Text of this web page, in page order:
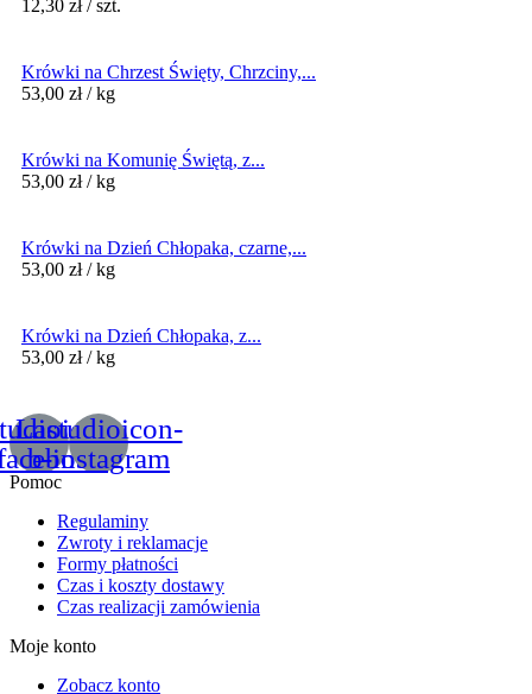
12,30 zł / szt.
Krówki na Chrzest Święty, Chrzciny,...
53,00 zł / kg
Krówki na Komunię Świętą, z...
53,00 zł / kg
Krówki na Dzień Chłopaka, czarne,...
53,00 zł / kg
Krówki na Dzień Chłopaka, z...
53,00 zł / kg
Lastudioicon-
b-instagram
Pomoc
Regulaminy
Zwroty i reklamacje
Formy płatności
Czas i koszty dostawy
Czas realizacji zamówienia
Moje konto
Zobacz konto